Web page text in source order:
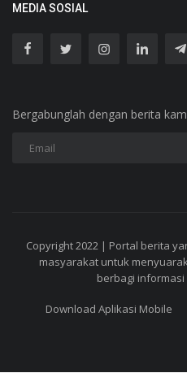
MEDIA SOSIAL
Bergabunglah dengan berita
Copyright 2022 | Portal berita
masyarakat untuk
berbagi
Download Aplikasi Mobile